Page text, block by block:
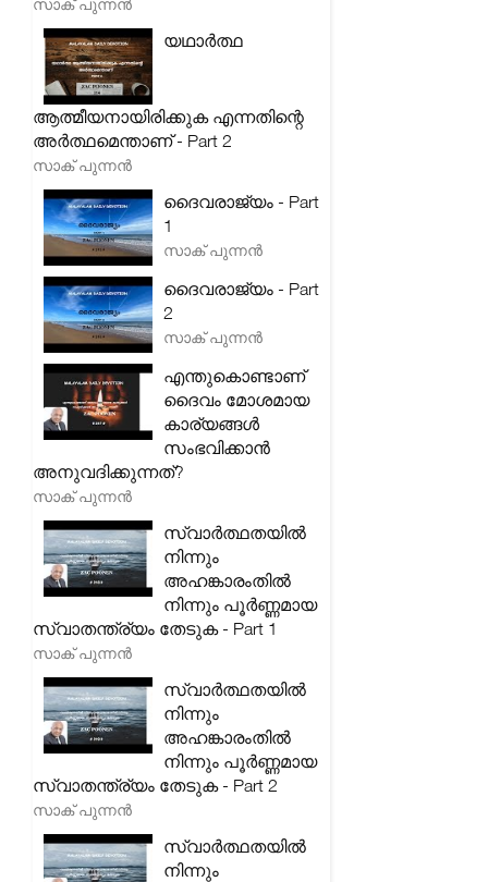
സാക് പുന്നൻ
യഥാർത്ഥ
ആത്മീയനായിരിക്കുക എന്നതിന്റെ
അർത്ഥമെന്താണ് - Part 2
സാക് പുന്നൻ
ദൈവരാജ്യം - Part
1
സാക് പുന്നൻ
ദൈവരാജ്യം - Part
2
സാക് പുന്നൻ
എന്തുകൊണ്ടാണ്
ദൈവം മോശമായ
കാര്യങ്ങൾ
സംഭവിക്കാൻ
അനുവദിക്കുന്നത്?
സാക് പുന്നൻ
സ്വാർത്ഥതയിൽ
നിന്നും
അഹങ്കാരംതിൽ
നിന്നും പൂർണ്ണമായ
സ്വാതന്ത്ര്യം തേടുക - Part 1
സാക് പുന്നൻ
സ്വാർത്ഥതയിൽ
നിന്നും
അഹങ്കാരംതിൽ
നിന്നും പൂർണ്ണമായ
സ്വാതന്ത്ര്യം തേടുക - Part 2
സാക് പുന്നൻ
സ്വാർത്ഥതയിൽ
നിന്നും